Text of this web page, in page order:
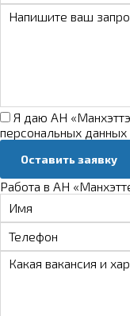
Я даю АН
персональных данных
Оставить заявку
Работа в АН